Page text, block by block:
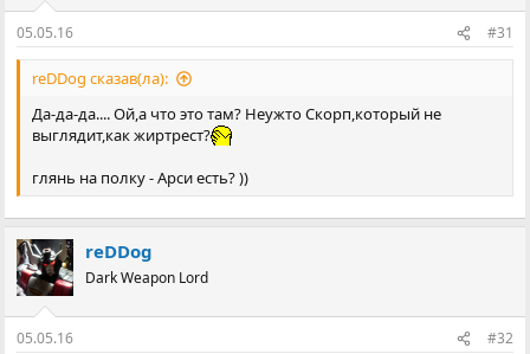
05.05.16 #31
reDDog сказав(ла):
Да-да-да.... Ой,а что это там? Неужто Скорп,который не
выглядит,как жиртрест?
глянь на полку - Арси есть? ))
reDDog
Dark Weapon Lord
05.05.16 #32